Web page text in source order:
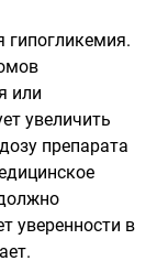
или
увеличить
препарата
уверенности в